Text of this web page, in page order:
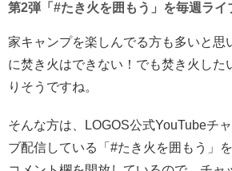
第2弾「#たき火を囲もう」を毎週ライ
家キャンプを楽しんでる方も多いと思
に焚き火はできない！でも焚き火した
りそうですね。
そんな方は、LOGOS公式YouTubeチ
ブ配信している「#たき火を囲もう」